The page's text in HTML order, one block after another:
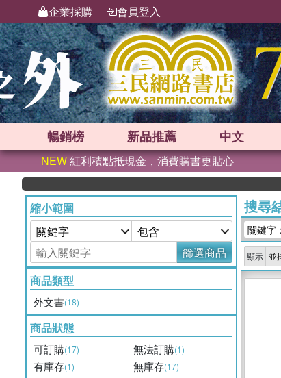
企業採購 會員登入
暢銷榜 新品推薦 中文
NEW紅利積點抵現金，消費購書更貼心
縮小範圍
篩選商品
商品類型
外文書(18)
商品狀態
可訂購(17) 無法訂購(1)
有庫存(1) 無庫存(17)
搜尋
關鍵字
顯示